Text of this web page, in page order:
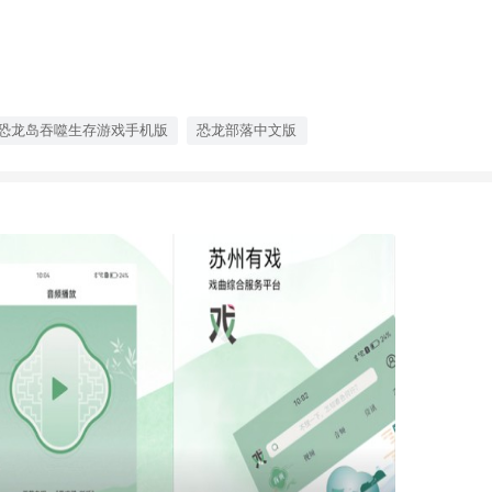
龙岛吞噬生存游戏手机版 恐龙部落中文版